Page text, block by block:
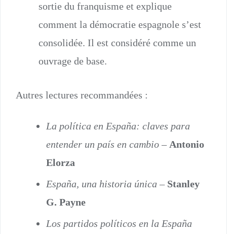
sortie du franquisme et explique
comment la démocratie espagnole s’est
consolidée. Il est considéré comme un
ouvrage de base.
Autres lectures recommandées :
La política en España: claves para
entender un país en cambio – Antonio
Elorza
España, una historia única – Stanley
G. Payne
Los partidos políticos en la España